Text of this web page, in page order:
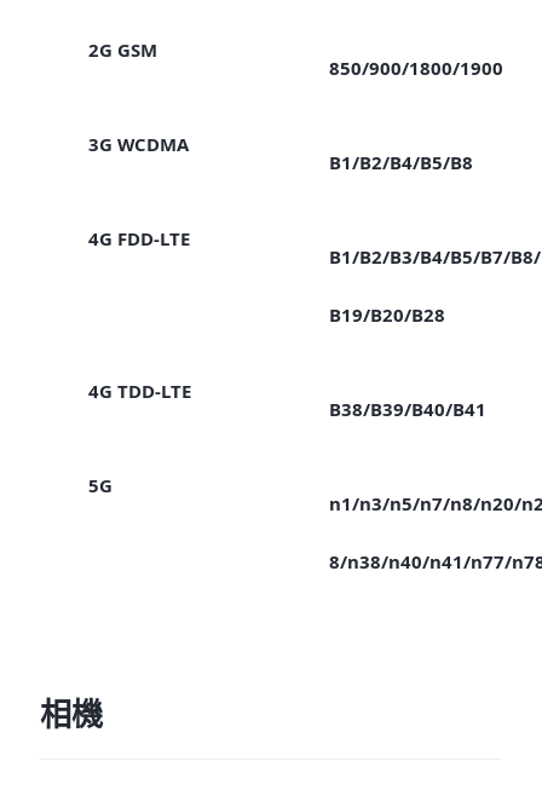
2G GSM
850/900/1800/1900
3G WCDMA
B1/B2/B4/B5/B8
4G FDD-LTE
B1/B2/B3/B4/B5/B7/B8/
B19/B20/B28
4G TDD-LTE
B38/B39/B40/B41
5G
n1/n3/n5/n7/n8/n20/
8/n38/n40/n41/n77/
相機